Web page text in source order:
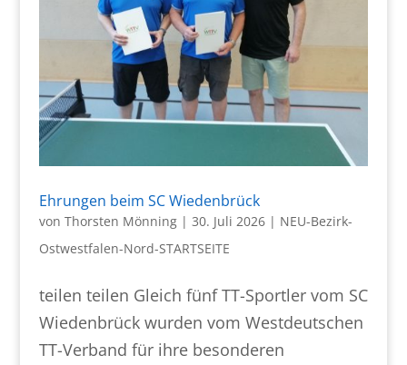
Ehrungen beim SC Wiedenbrück
von Thorsten Mönning| 30. Juli 2026| NEU-Bezirk-
Ostwestfalen-Nord-STARTSEITE
teilen teilen Gleich fünf TT-Sportler vom SC
Wiedenbrück wurden vom Westdeutschen
TT-Verband für ihre besonderen